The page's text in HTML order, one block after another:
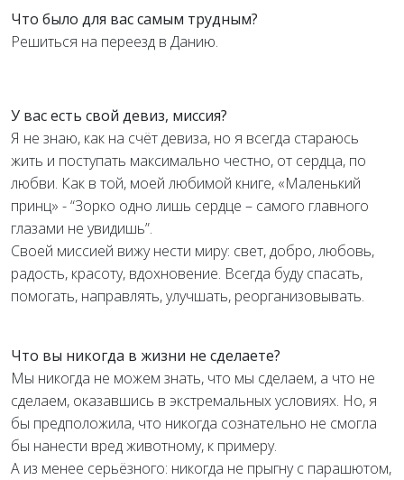
Что было для вас самым трудным?
Решиться на переезд в Данию.
У вас есть свой девиз, миссия?
Я не знаю, как на счёт девиза, но я всегда стараюсь
жить и поступать максимально честно, от сердца, по
любви. Как в той, моей любимой книге, «Маленький
принц» - “Зорко одно лишь сердце – самого главного
глазами не увидишь”.
Своей миссией вижу нести миру: свет, добро, любовь,
радость, красоту, вдохновение. Всегда буду спасать,
помогать, направлять, улучшать, реорганизовывать.
Что вы никогда в жизни не сделаете?
Мы никогда не можем знать, что мы сделаем, а что не
сделаем, оказавшись в экстремальных условиях. Но, я
бы предположила, что никогда сознательно не смогла
бы нанести вред животному, к примеру.
А из менее серьёзного: никогда не прыгну с парашютом,